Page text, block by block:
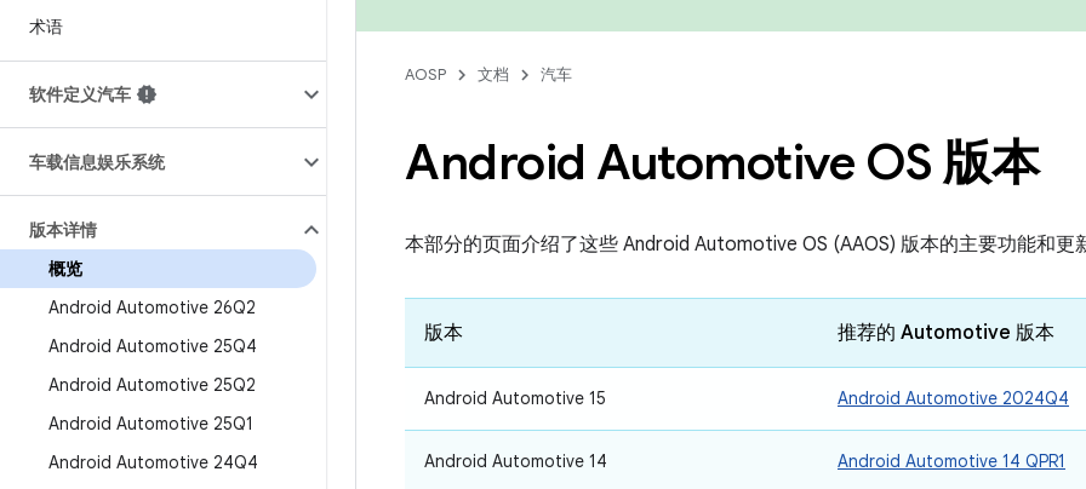
术语
软件定义汽车
车载信息娱乐系统
版本详情
概览
Android Automotive 26Q2
Android Automotive 25Q4
Android Automotive 25Q2
Android Automotive 25Q1
Android Automotive 24Q4
AOSP 文档 汽车
Android Automotive OS 版本
本部分的页面介绍了这些 Android Automotive OS (AAOS) 版本的主要功能和更
版本 推荐的 Automotive 版本
Android Automotive 15 Android Automotive 2024Q4
Android Automotive 14 Android Automotive 14 QPR1